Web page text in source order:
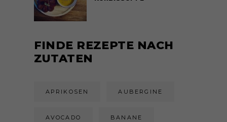
FINDE REZEPTE NACH
ZUTATEN
APRIKOSEN AUBERGINE
AVOCADO BANANE